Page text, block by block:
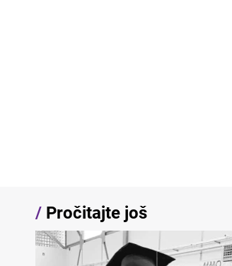
/ Pročitajte još